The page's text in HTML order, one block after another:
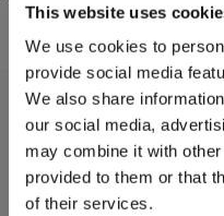
This website uses
We use cookies to
provide social media
We also share
our social media,
may combine it with
provided to them or that
of their services.